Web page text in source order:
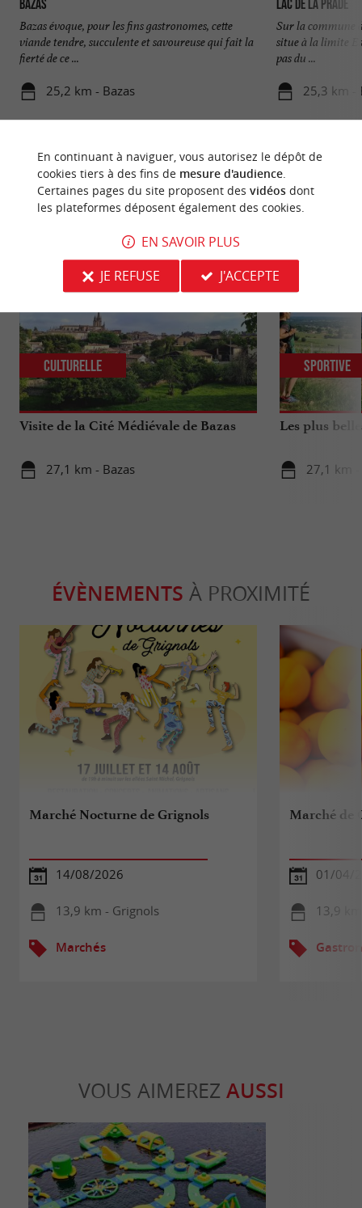
Bazas
Bazas évoque, pour les fins gastronomes, cette
viande tendre, succulente et savoureuse qui fait la
fierté de ce ...
25,2 km - Bazas
Lac de la Prade
Sur la commune
situe à la limite
pas du ...
25,3 km -
NOUS AVONS TESTÉPOUR VOUS
Visite de la Cité Médiévale de Bazas
27,1 km - Bazas
Culturelle
Les plus
27,1 km -
Sportive
ÉVÈNEMENTS À PROXIMITÉ
Marché Nocturne de Grignols
14/08/2026
13,9 km - Grignols
Marchés
Marché de
01/04/
13,9
VOUS AIMEREZ AUSSI
En continuant à naviguer, vous autorisez le dépôt de
cookies tiers à des fins de mesure d'audience.
Certaines pages du site proposent des vidéosdont
les plateformes déposent également des cookies.
EN SAVOIR PLUS
JE REFUSE
J'ACCEPTE